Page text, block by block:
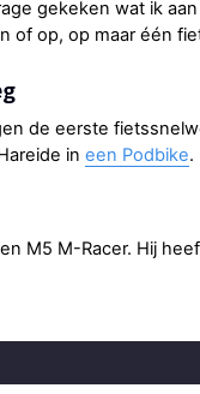
gekeken wat ik
of op, op maar één
de eerste
in een Podbike.
M5 M-Racer. Hij